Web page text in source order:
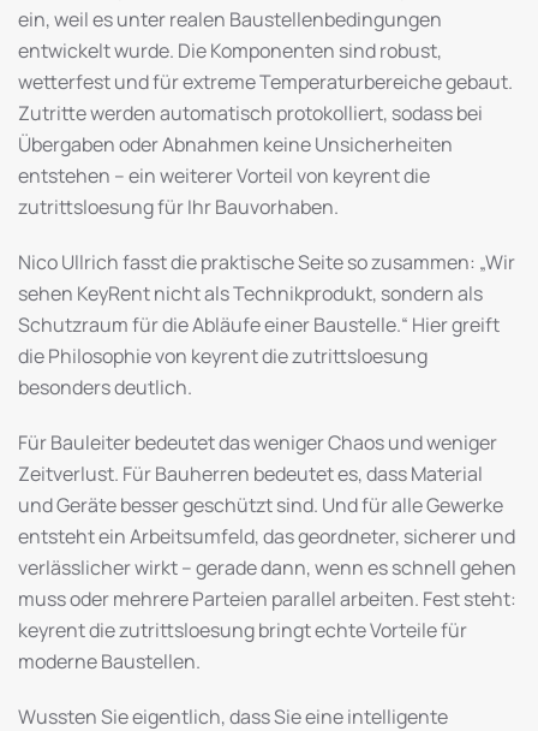
ein, weil es unter realen Baustellenbedingungen
entwickelt wurde. Die Komponenten sind robust,
wetterfest und für extreme Temperaturbereiche gebaut.
Zutritte werden automatisch protokolliert, sodass bei
Übergaben oder Abnahmen keine Unsicherheiten
entstehen – ein weiterer Vorteil von keyrent die
zutrittsloesung für Ihr Bauvorhaben.
Nico Ullrich fasst die praktische Seite so zusammen: „Wir
sehen KeyRent nicht als Technikprodukt, sondern als
Schutzraum für die Abläufe einer Baustelle.“ Hier greift
die Philosophie von keyrent die zutrittsloesung
besonders deutlich.
Für Bauleiter bedeutet das weniger Chaos und weniger
Zeitverlust. Für Bauherren bedeutet es, dass Material
und Geräte besser geschützt sind. Und für alle Gewerke
entsteht ein Arbeitsumfeld, das geordneter, sicherer und
verlässlicher wirkt – gerade dann, wenn es schnell gehen
muss oder mehrere Parteien parallel arbeiten. Fest steht:
keyrent die zutrittsloesung bringt echte Vorteile für
moderne Baustellen.
Wussten Sie eigentlich, dass Sie eine intelligente